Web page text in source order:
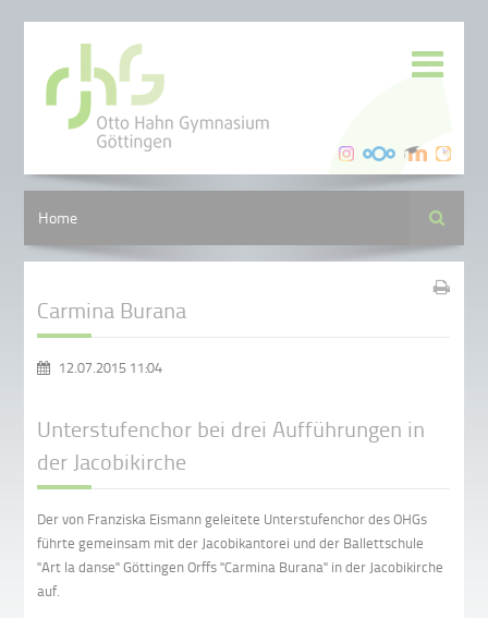
Home Suche
Carmina Burana
12.07.2015 11:04
Unterstufenchor bei drei Aufführungen in
der Jacobikirche
Der von Franziska Eismann geleitete Unterstufenchor des OHGs
führte gemeinsam mit der Jacobikantorei und der Ballettschule
"Art la danse" Göttingen Orffs "Carmina Burana" in der Jacobikirche
auf.